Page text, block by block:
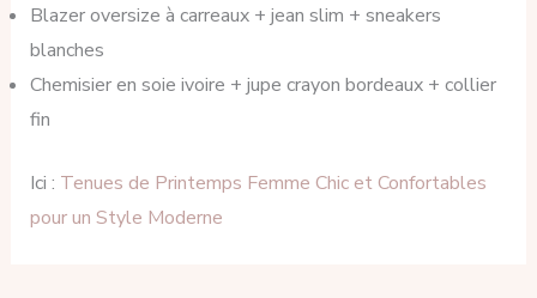
Blazer oversize à carreaux + jean slim + sneakers
blanches
Chemisier en soie ivoire + jupe crayon bordeaux + collier
fin
Ici : Tenues de Printemps Femme Chic et Confortables
pour un Style Moderne